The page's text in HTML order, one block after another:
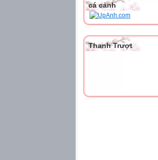
cá cảnh
Thanh Trượt